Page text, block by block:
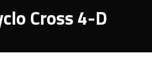
Cross 4-D